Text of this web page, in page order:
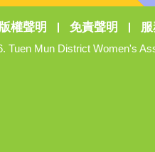
版權聲明 免責聲明
Tuen Mun District Women's